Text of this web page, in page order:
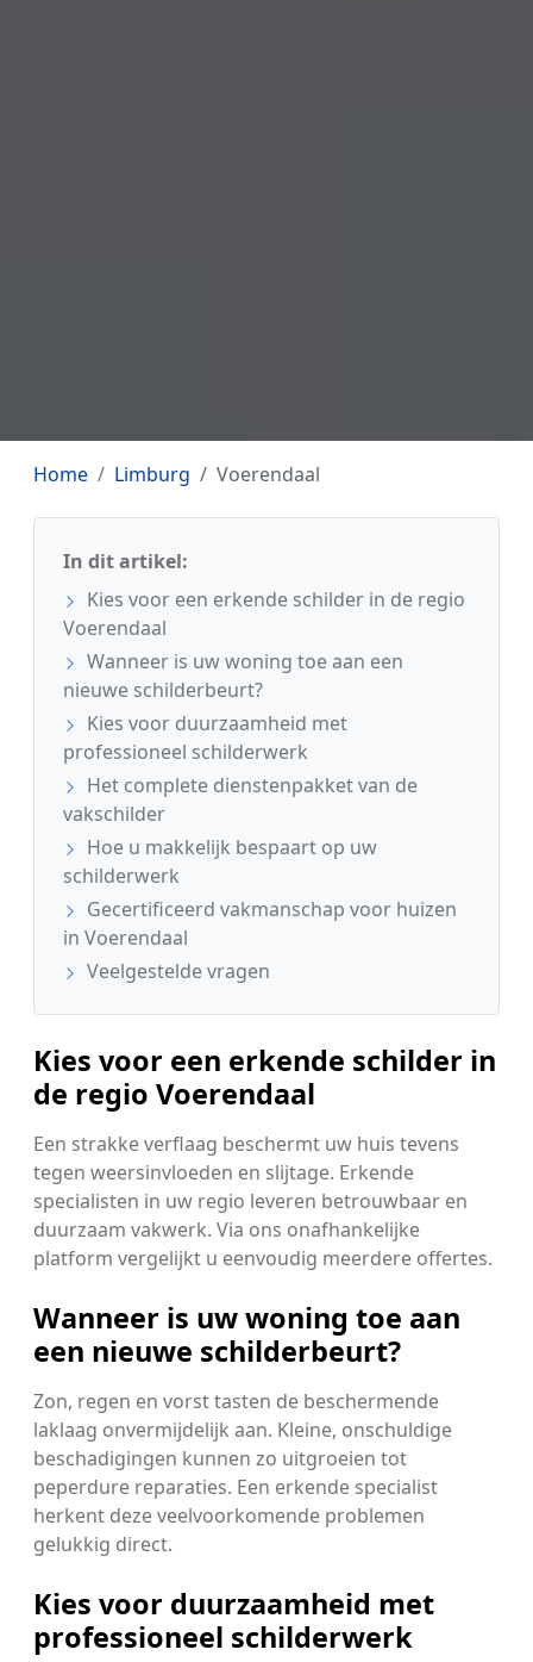
Home Limburg Voerendaal
In dit artikel:
Kies voor een erkende schilder in de regio
Voerendaal
Wanneer is uw woning toe aan een
nieuwe schilderbeurt?
Kies voor duurzaamheid met
professioneel schilderwerk
Het complete dienstenpakket van de
vakschilder
Hoe u makkelijk bespaart op uw
schilderwerk
Gecertificeerd vakmanschap voor huizen
in Voerendaal
Veelgestelde vragen
Kies voor een erkende schilder in
de regio Voerendaal
Een strakke verflaag beschermt uw huis tevens
tegen weersinvloeden en slijtage. Erkende
specialisten in uw regio leveren betrouwbaar en
duurzaam vakwerk. Via ons onafhankelijke
platform vergelijkt u eenvoudig meerdere offertes.
Wanneer is uw woning toe aan
een nieuwe schilderbeurt?
Zon, regen en vorst tasten de beschermende
laklaag onvermijdelijk aan. Kleine, onschuldige
beschadigingen kunnen zo uitgroeien tot
peperdure reparaties. Een erkende specialist
herkent deze veelvoorkomende problemen
gelukkig direct.
Kies voor duurzaamheid met
professioneel schilderwerk